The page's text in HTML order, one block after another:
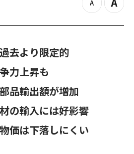
z
o
Z
o
去より限定的
力上昇も
品輸出額が増加
の輸入には好影響
価は下落しにくい